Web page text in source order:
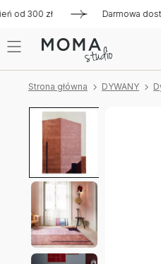
300 zł Darmowa dostawa
Strona główna DYWANY